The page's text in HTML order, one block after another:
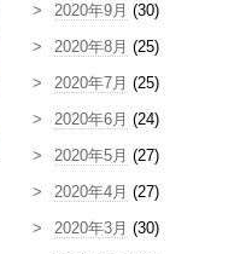
2020年9月 (30)
2020年8月 (25)
2020年7月 (25)
2020年6月 (24)
2020年5月 (27)
2020年4月 (27)
2020年3月 (30)